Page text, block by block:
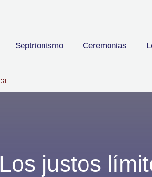
Septrionismo Ceremonias
Los justos